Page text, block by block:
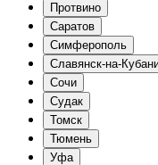
Протвино
Саратов
Симферополь
Славянск-на-
Сочи
Судак
Томск
Тюмень
Уфа